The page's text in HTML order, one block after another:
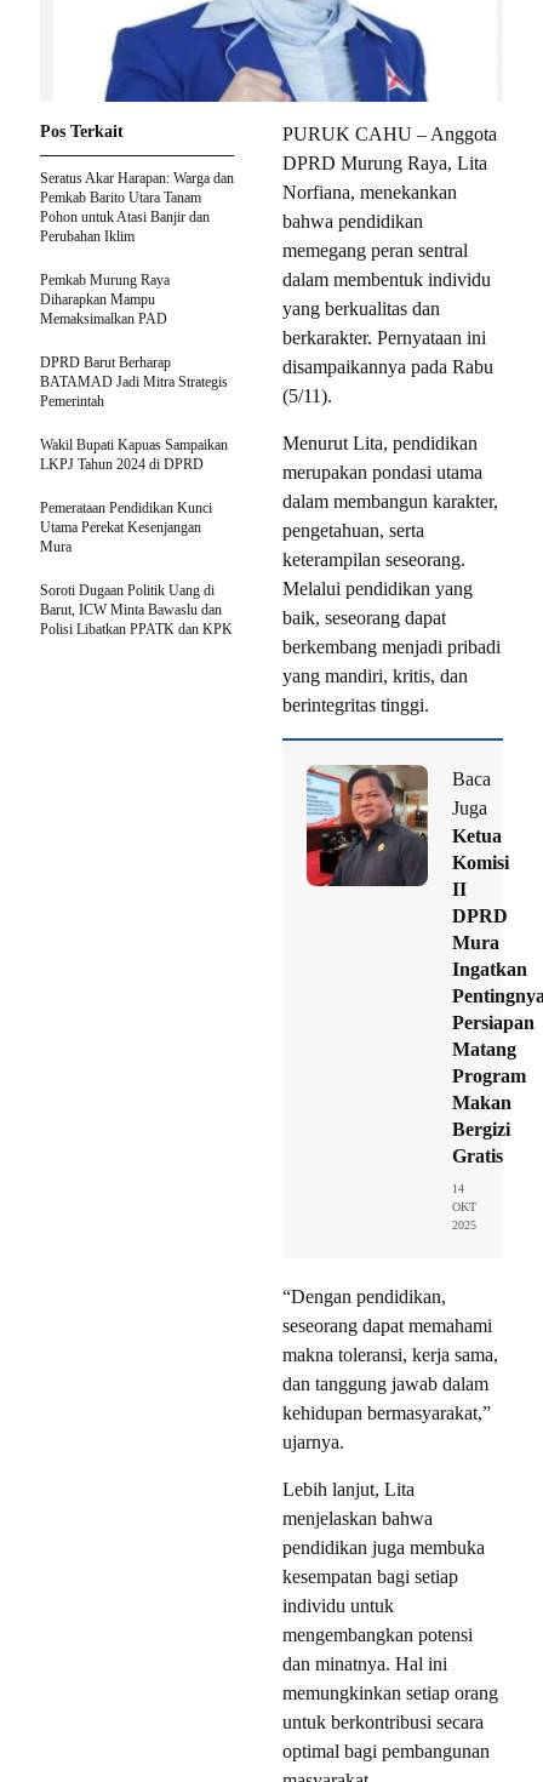
PURUK CAHU – Anggota
DPRD Murung Raya, Lita
Norfiana, menekankan
bahwa pendidikan
memegang peran sentral
dalam membentuk individu
yang berkualitas dan
berkarakter. Pernyataan ini
disampaikannya pada Rabu
(5/11).
Menurut Lita, pendidikan
merupakan pondasi utama
dalam membangun karakter,
pengetahuan, serta
keterampilan seseorang.
Melalui pendidikan yang
baik, seseorang dapat
berkembang menjadi pribadi
yang mandiri, kritis, dan
berintegritas tinggi.
Baca
Juga
Ketua
Komisi
II
DPRD
Mura
Ingatkan
Persiapan
Matang
Program
Makan
Bergizi
Gratis
14
OKT
2025
“Dengan pendidikan,
seseorang dapat memahami
makna toleransi, kerja sama,
dan tanggung jawab dalam
kehidupan bermasyarakat,”
ujarnya.
Lebih lanjut, Lita
menjelaskan bahwa
pendidikan juga membuka
kesempatan bagi setiap
individu untuk
mengembangkan potensi
dan minatnya. Hal ini
memungkinkan setiap orang
untuk berkontribusi secara
optimal bagi pembangunan
Pos Terkait
Seratus Akar Harapan: Warga dan
Pemkab Barito Utara Tanam
Pohon untuk Atasi Banjir dan
Perubahan Iklim
Pemkab Murung Raya
Diharapkan Mampu
Memaksimalkan PAD
DPRD Barut Berharap
BATAMAD Jadi Mitra Strategis
Pemerintah
Wakil Bupati Kapuas Sampaikan
LKPJ Tahun 2024 di DPRD
Pemerataan Pendidikan Kunci
Utama Perekat Kesenjangan
Mura
Soroti Dugaan Politik Uang di
Barut, ICW Minta Bawaslu dan
Polisi Libatkan PPATK dan KPK